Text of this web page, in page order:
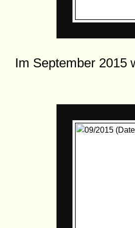
Im September 2015